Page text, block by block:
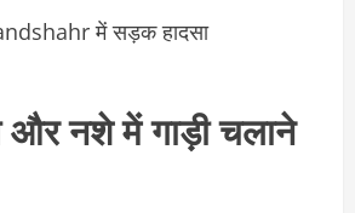
में सड़क हादसा
और नशे में गाड़ी चलाने